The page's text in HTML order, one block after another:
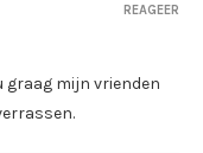
graag mijn vrienden
REAGEER